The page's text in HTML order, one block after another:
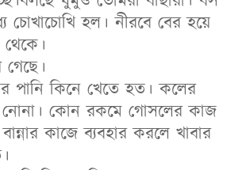
হল। নীরবে বের হয়ে
পানি কিনে খেতে হত। কলের
নোনা। কোন রকমে গোসলের কাজ
কাজে ব্যবহার করলে খাবার